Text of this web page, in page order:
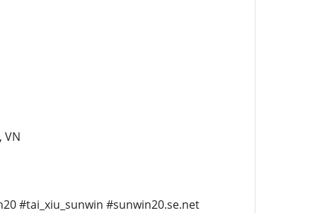
VN
#tai_xiu_sunwin #sunwin20.se.net